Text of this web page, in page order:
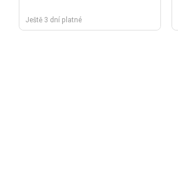
Ještě 3 dní platné